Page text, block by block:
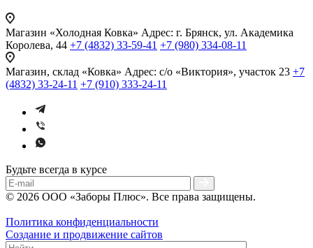
Магазин «Холодная Ковка» Адрес: г. Брянск, ул. Академика
Королева, 44 +7 (4832) 33-59-41 +7 (980) 334-08-11
Магазин, склад «Ковка» Адрес: с/о «Виктория», участок 23 +7
(4832) 33-24-11 +7 (910) 333-24-11
Будьте всегда в курсе
© 2026 ООО «Заборы Плюс». Все права защищены.
Политика конфиденциальности
Создание и продвижение сайтов